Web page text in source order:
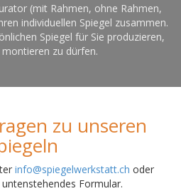
(mit Rahmen, ohne Rahmen,
individuellen Spiegel zusammen.
Spiegel für Sie produzieren,
zu dürfen.
zu unseren
info@spiegelwerkstatt.ch oder
Formular.